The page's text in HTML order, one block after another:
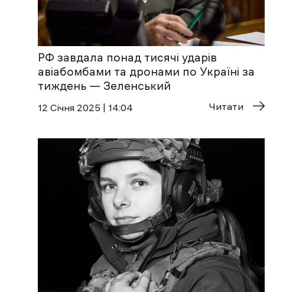
РФ завдала понад тисячі ударів
авіабомбами та дронами по Україні за
тиждень — Зеленський
12 Січня 2025 | 14:04 Читати